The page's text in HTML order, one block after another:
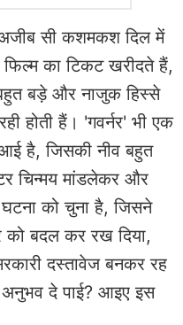
सी कशमकश दिल में
का टिकट खरीदते हैं,
बड़े और नाजुक हिस्से
होती हैं। 'गवर्नर' भी एक
है, जिसकी नीव बहुत
चिन्मय मांडलेकर और
को चुना है, जिसने
को बदल कर रख दिया,
दस्तावेज बनकर रह
अनुभव दे पाई? आइए इस